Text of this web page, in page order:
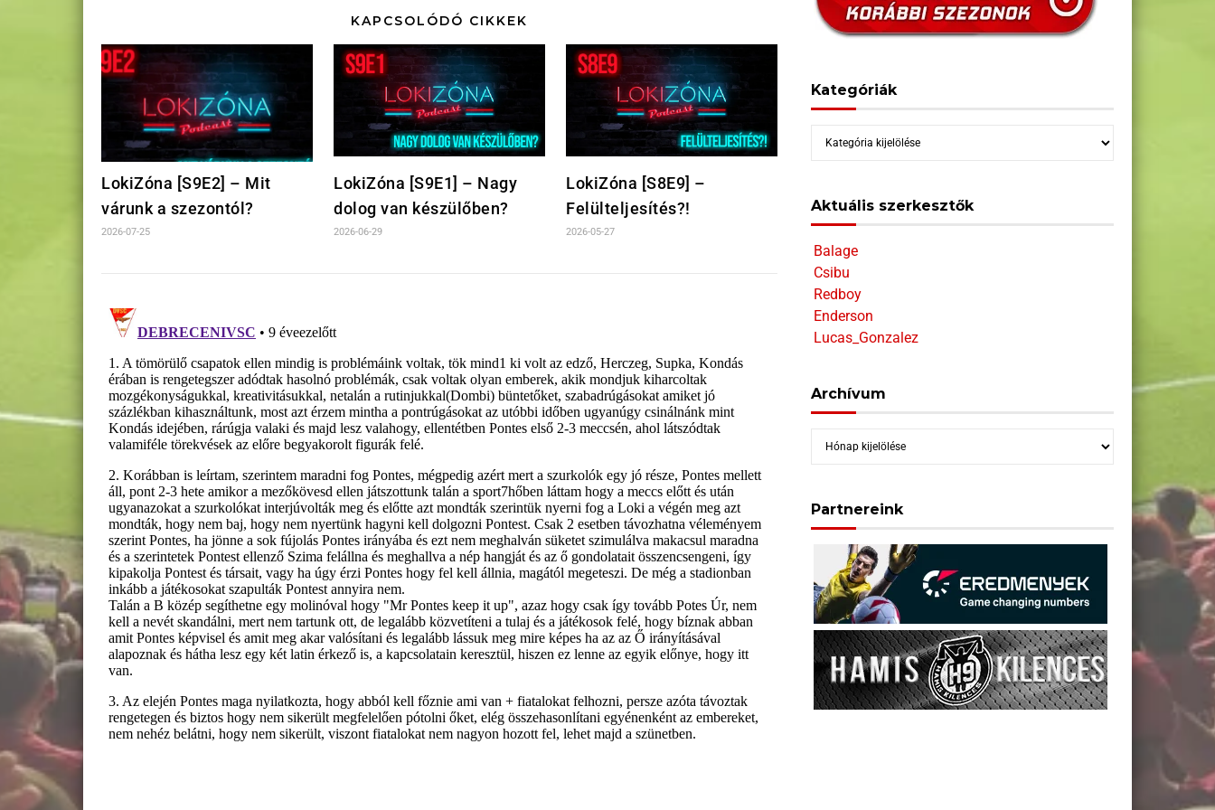
KAPCSOLÓDÓ CIKKEK
LokiZóna [S9E2] – Mit
várunk a szezontól?
2026-07-25
LokiZóna [S9E1] – Nagy
dolog van készülőben?
2026-06-29
LokiZóna [S8E9] –
Felülteljesítés?!
2026-05-27
Kategóriák
Kategóriák
Aktuális szerkesztők
Balage
Csibu
Redboy
Enderson
Lucas_Gonzalez
Archívum
Archívum
Partnereink